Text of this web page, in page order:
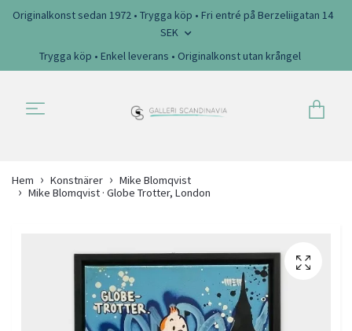
Originalkonst sedan 1972 • Trygga köp • Fri entré på Berzeliigatan 14
SEK
Trygga köp • Enkel leverans • Originalkonst utan krångel
Hem Konstnärer
Mike Blomqvist
Mike Blomqvist · Globe Trotter, London